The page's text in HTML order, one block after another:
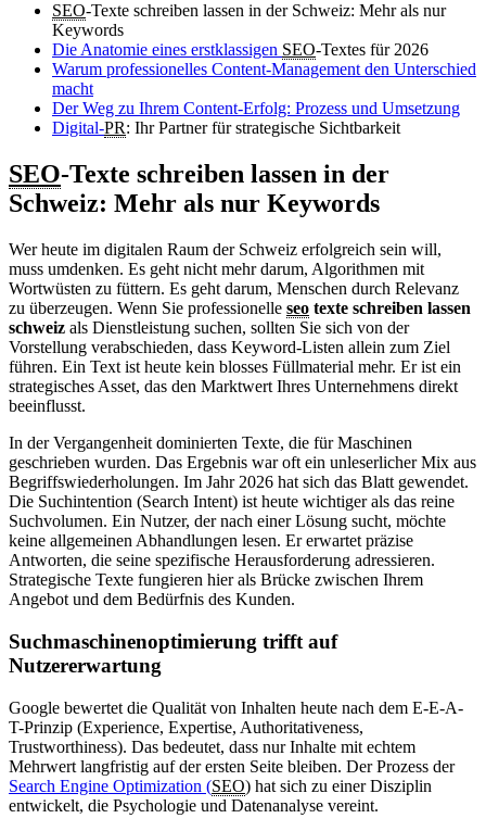
SEO-Texte schreiben lassen in der Schweiz: Mehr als nur
Keywords
Die Anatomie eines erstklassigen SEO-Textes für 2026
Warum professionelles Content-Management den Unterschied
macht
Der Weg zu Ihrem Content-Erfolg: Prozess und Umsetzung
Digital-PR: Ihr Partner für strategische Sichtbarkeit
SEO-Texte schreiben lassen in der
Schweiz: Mehr als nur Keywords
Wer heute im digitalen Raum der Schweiz erfolgreich sein will,
muss umdenken. Es geht nicht mehr darum, Algorithmen mit
Wortwüsten zu füttern. Es geht darum, Menschen durch Relevanz
zu überzeugen. Wenn Sie professionelle seo texte schreiben lassen
schweiz als Dienstleistung suchen, sollten Sie sich von der
Vorstellung verabschieden, dass Keyword-Listen allein zum Ziel
führen. Ein Text ist heute kein blosses Füllmaterial mehr. Er ist ein
strategisches Asset, das den Marktwert Ihres Unternehmens direkt
beeinflusst.
In der Vergangenheit dominierten Texte, die für Maschinen
geschrieben wurden. Das Ergebnis war oft ein unleserlicher Mix aus
Begriffswiederholungen. Im Jahr 2026 hat sich das Blatt gewendet.
Die Suchintention (Search Intent) ist heute wichtiger als das reine
Suchvolumen. Ein Nutzer, der nach einer Lösung sucht, möchte
keine allgemeinen Abhandlungen lesen. Er erwartet präzise
Antworten, die seine spezifische Herausforderung adressieren.
Strategische Texte fungieren hier als Brücke zwischen Ihrem
Angebot und dem Bedürfnis des Kunden.
Suchmaschinenoptimierung trifft auf
Nutzererwartung
Google bewertet die Qualität von Inhalten heute nach dem E-E-A-
T-Prinzip (Experience, Expertise, Authoritativeness,
Trustworthiness). Das bedeutet, dass nur Inhalte mit echtem
Mehrwert langfristig auf der ersten Seite bleiben. Der Prozess der
Search Engine Optimization (SEO) hat sich zu einer Disziplin
entwickelt, die Psychologie und Datenanalyse vereint.